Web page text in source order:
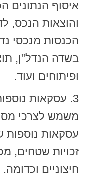
איסוף הנתונים
והוצאות הנכס,
הכנסות מנכסי
בשדה הנדל"ן,
ופיתוחים ועוד.
3. עסקאות
משמש לצרכי
עסקאות נוספות
זכויות שטחים,
חיצוניים וכדומה.